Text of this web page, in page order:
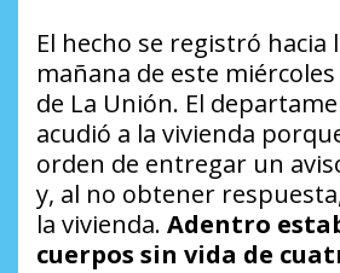
El hecho se registró hacia
mañana de este
de La Unión. El
acudió a la vivienda
orden de entregar un
y, al no obtener
la vivienda. Adentro
cuerpos sin vida de